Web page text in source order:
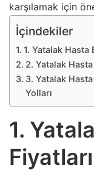
karşılamak için
İçindekiler
1. Yatalak Hasta
2. Yatalak
3. Yatalak
Yolları
1.